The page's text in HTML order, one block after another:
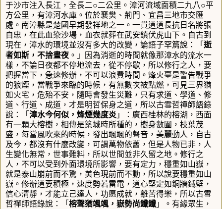
于沙市注入長江，全長二○二公里。漳河流域面積二九八○平
方公里，有漳河水庫。位於襄樊、荊門、宜昌三地市交匯
處。 南漳縣是楚國早期發祥地之一。一貫道道長抗日名將張
自忠，在此血染沙場，血衣就葬在武安鎮伏虎山下。自古到
現在 ， 漳水的環境並沒有多大的改變 ， 論語子罕篇說：「 逝
者如斯，不捨晝夜 。」因為消逝的時間就像那漳水的流水一
樣，不論日夜都不停地流去，從不停歇，所以修行之人，要
把握當下，急速修辦，不可以浪費時間。烽火臺是警告戰爭
的狼煙 ， 當戰爭來臨的時候，有無數次被點燃，可見三界猶
如火宅，危殆不安 ， 隨時會發生災難，只有求道、學道、修
道、行道、成道，才是明哲保身之道，所以古雪哲禪師語錄
說：「 漳水今何似，烽煙幾度炎 」： 廣西桂林的榕湖，西面
有一顆大榕樹，相傳是築城時所種的，樹身數圍，枝葉茂
盛，每當風吹來的時候，發出颯颯的聲音，美麗動人，自古
及今，都沒有什麼改變 ， 可謂萬物依舊，但是人物已非，人
生變化無常，世事難料，所以世間並非久留之地。修行之
人，不可以受到外面環境所影響，要有定力，穩重如山嶽，
就是泰山崩前而不驚 ， 美色現前而不動，所以說要穩重如山
嶽。修辦道要積極，速度勢若雷電，道心堅定如銅牆鐵壁，
信心清靜，才能立己達人，功愿成就，離苦得樂，所以古雪
哲禪師語錄說：「 榕聲猶颯颯，嶽勢尚鑯鑯 」
。有緣眾生，